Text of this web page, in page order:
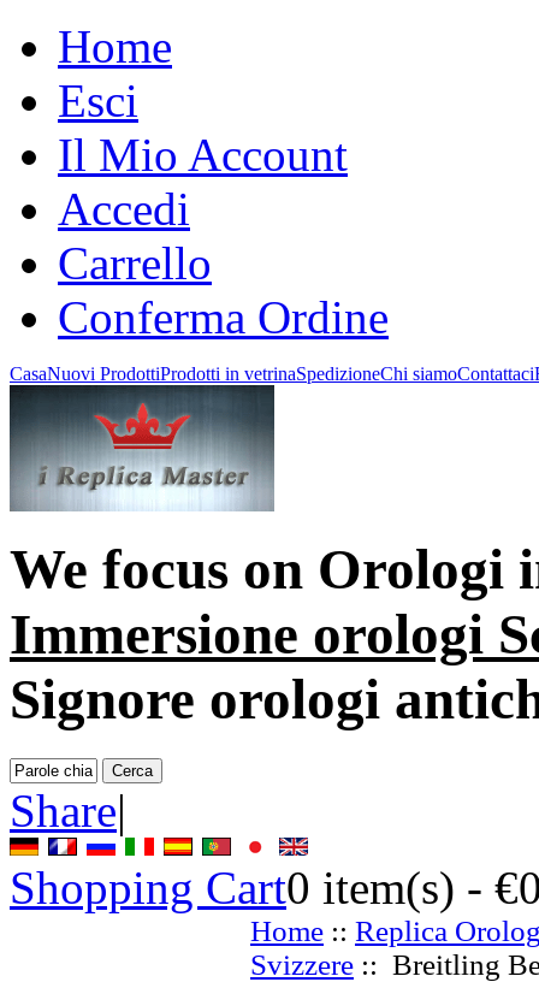
Home
Esci
Il Mio Account
Accedi
Carrello
Conferma Ordine
CasaNuovi ProdottiProdotti in vetrinaSpedizioneChi siamoContattaci
We focus on Orologi
Immersione orologi
Signore orologi
Share|
Shopping Cart0 item(s) -
Home :: Replica
Svizzere :: Breitling